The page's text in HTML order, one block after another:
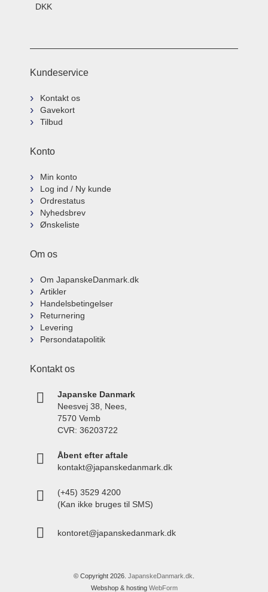
DKK
Kundeservice
Kontakt os
Gavekort
Tilbud
Konto
Min konto
Log ind / Ny kunde
Ordrestatus
Nyhedsbrev
Ønskeliste
Om os
Om JapanskeDanmark.dk
Artikler
Handelsbetingelser
Returnering
Levering
Persondatapolitik
Kontakt os
Japanske Danmark
Neesvej 38, Nees,
7570 Vemb
CVR: 36203722
Åbent efter aftale
kontakt@japanskedanmark.dk
(+45) 3529 4200
(Kan ikke bruges til SMS)
kontoret@japanskedanmark.dk
© Copyright 2026. JapanskeDanmark.dk
Webshop & hosting WebForm